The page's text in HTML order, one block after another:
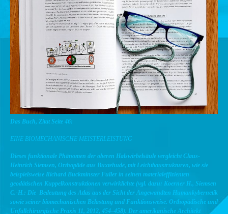
Das Buch, Zitat Seite 46:
EINE BIOMECHANISCHE MEISTERLEISTUNG
Dieses funktionale Phänomen der oberen Halswirbelsäule vergleicht Claus-
Heinrich Siemsen, Orthopäde aus Buxtehude, mit Leichtbaustrukturen, wie sie
beispielsweise Richard Buckminster Fuller in seinen materialeffizienten
geodätischen Kuppelkonstruktionen verwirklichte (vgl. dazu: Koerner H., Siemsen
C.-H.: Die Bedeutung des Atlas aus der Sicht der Angewandten Humankybernetik
sowie seiner biomechanischen Belastung und Funktionsweise. Orthopädische und
Unfallchirurgische Praxis 11, 2012, 454–458). Der amerikanische Architekt